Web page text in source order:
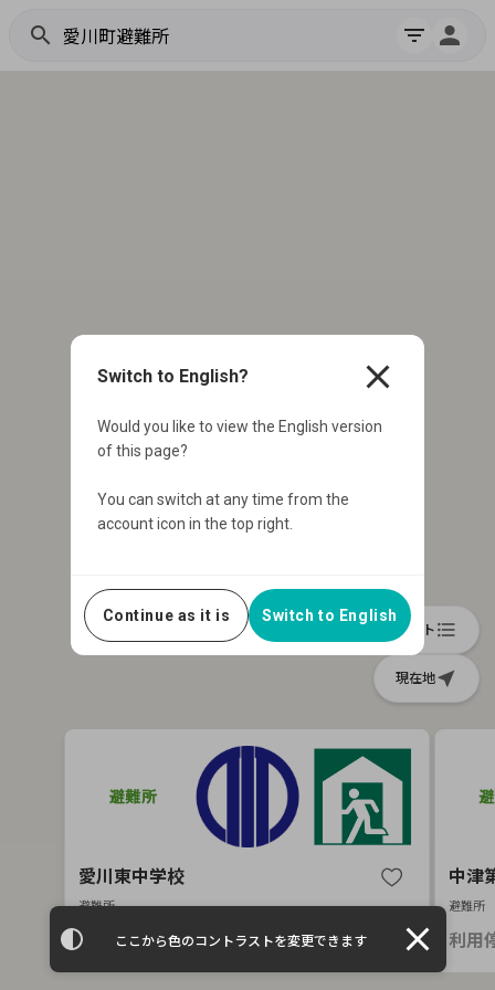
search filter_list
リスト format_list_bulleted
現在地near_me
愛川東中学校
避難所
利用停止中
中津
避難所
利用
ここから色のコントラストを変更できます close
Switch to English? close
Would you like to view the English version
of this page?
You can switch at any time from the
account icon in the top right.
Continue as it is Switch to English